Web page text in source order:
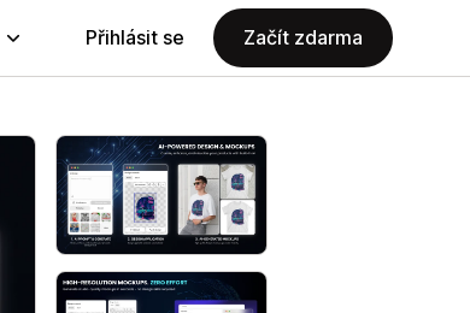
Přihlásit se Začít zdarma